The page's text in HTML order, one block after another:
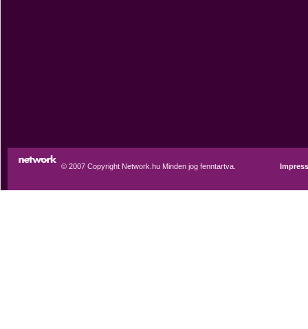
© 2007 Copyright Network.hu Minden jog fenntartva.